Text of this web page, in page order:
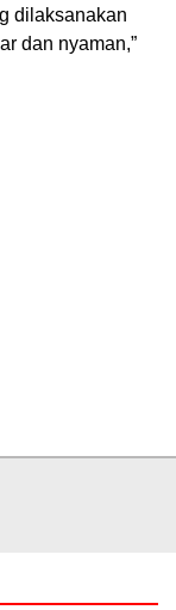
dilaksanakan
dan nyaman,”